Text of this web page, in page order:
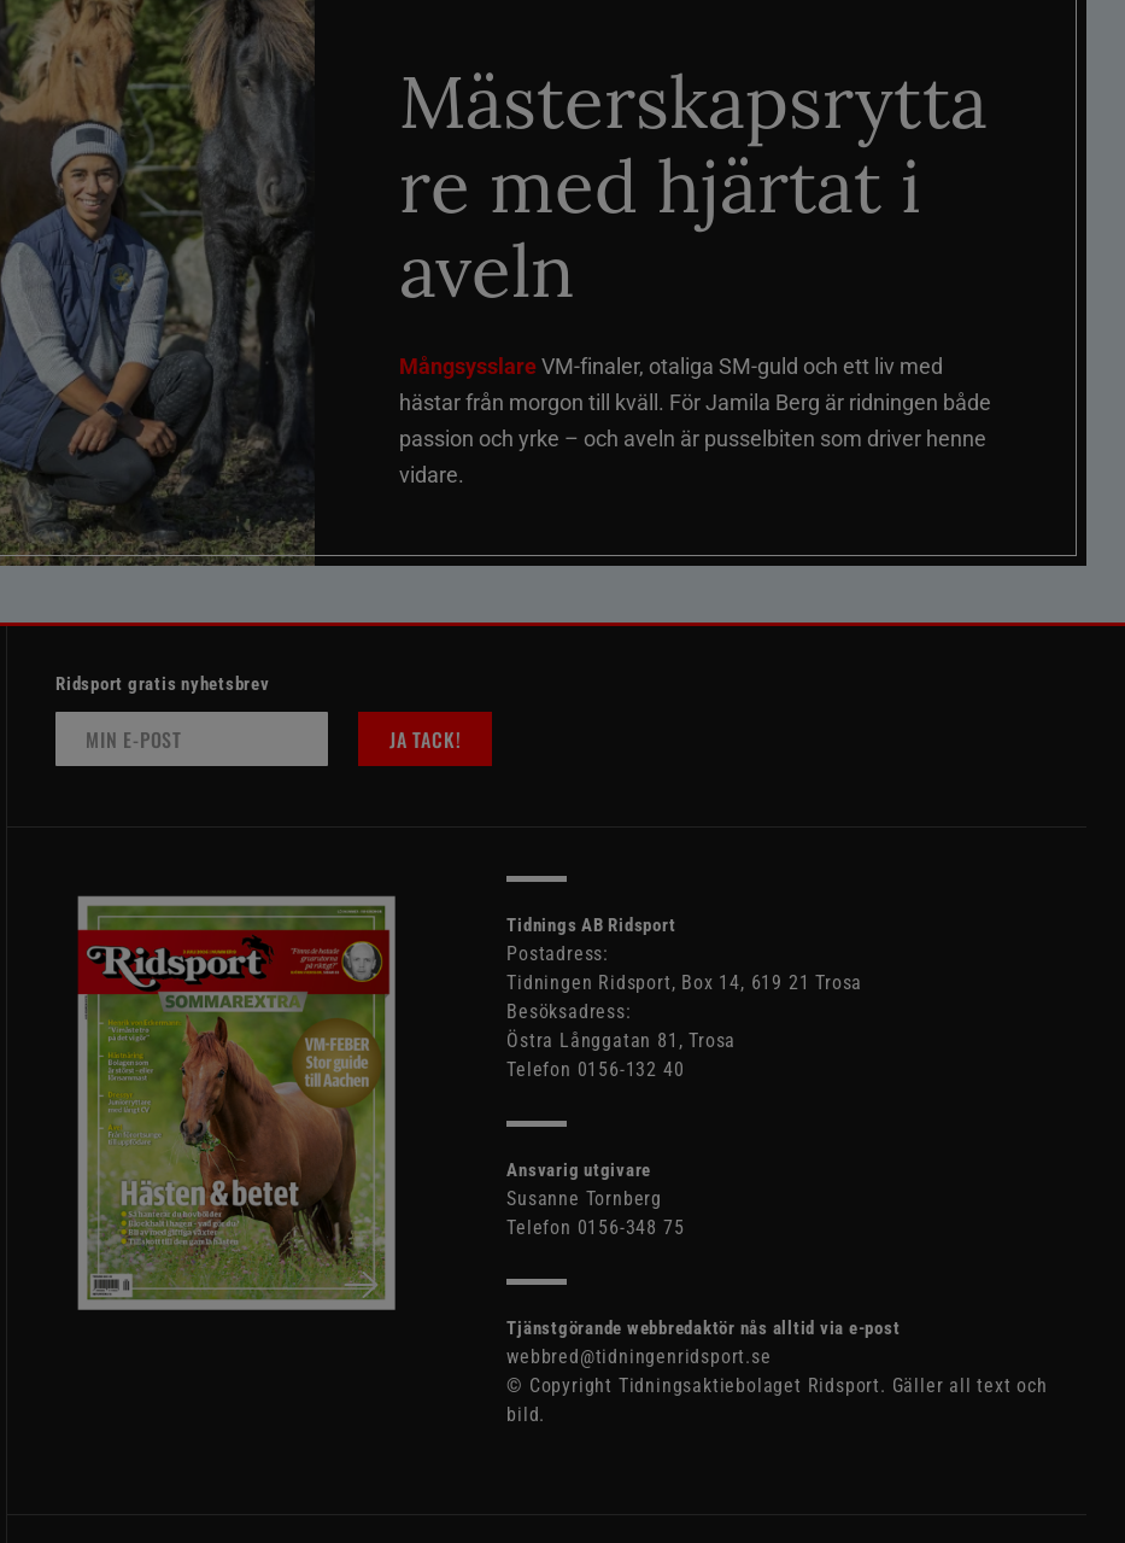
Mästerskapsrytta
re med hjärtat i
aveln
MångsysslareVM-finaler, otaliga SM-guld och ett liv med
hästar från morgon till kväll. För Jamila Berg är ridningen både
passion och yrke – och aveln är pusselbiten som driver henne
vidare.
Ridsport gratis nyhetsbrev
JA TACK!
Tidnings AB Ridsport
Postadress:
Tidningen Ridsport, Box 14, 619 21 Trosa
Besöksadress:
Östra Långgatan 81, Trosa
Telefon 0156-132 40
Ansvarig utgivare
Susanne Tornberg
Telefon 0156-348 75
Tjänstgörande webbredaktör nås alltid via e-post
webbred@tidningenridsport.se
© Copyright Tidningsaktiebolaget Ridsport. Gäller all text och
bild.